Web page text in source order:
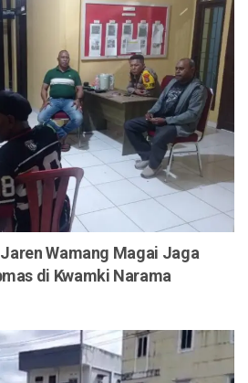
Wamang Magai Jaga
di Kwamki Narama